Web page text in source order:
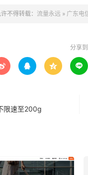
不得转载： 流量永远 » 广东电
分享到
  
限速至200g